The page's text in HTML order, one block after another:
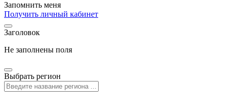
Запомнить меня
Получить личный кабинет
Заголовок
Не заполнены поля
Выбрать регион